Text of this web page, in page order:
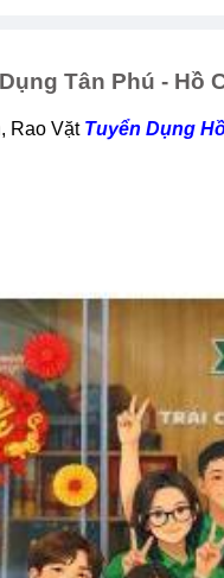
Tân Phú - Hồ
Rao Vặt Tuyển Dụng